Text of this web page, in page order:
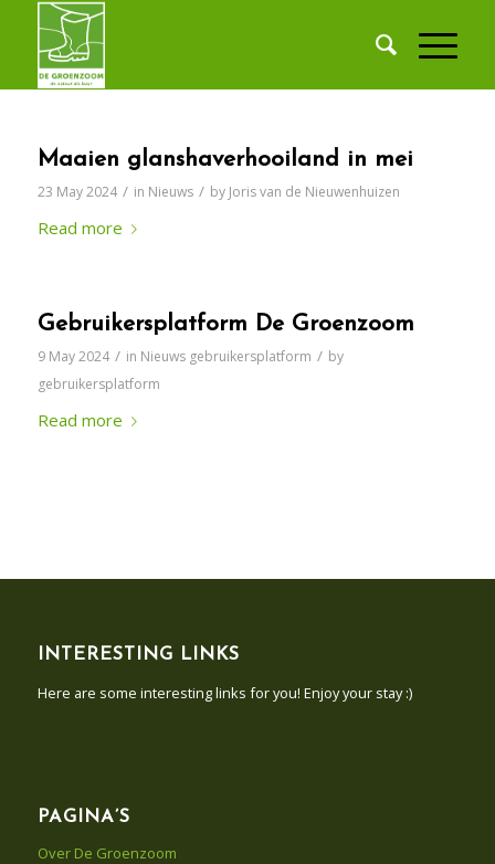
Maaien glanshaverhooiland in mei
23 May 2024 / in Nieuws / by Joris van de Nieuwenhuizen
Read more
Gebruikersplatform De Groenzoom
9 May 2024 / in Nieuws gebruikersplatform / by
gebruikersplatform
Read more
INTERESTING LINKS
Here are some interesting links for you! Enjoy your stay :)
PAGINA’S
Over De Groenzoom